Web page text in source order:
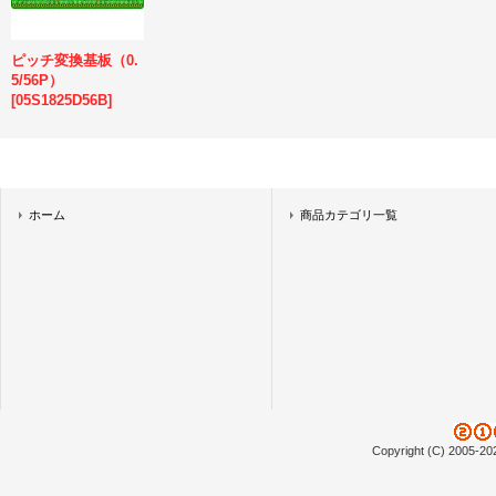
ピッチ変換基板（0.
5/56P）
[05S1825D56B]
ホーム 商品カテゴリ一覧
Copyright (C) 2005-